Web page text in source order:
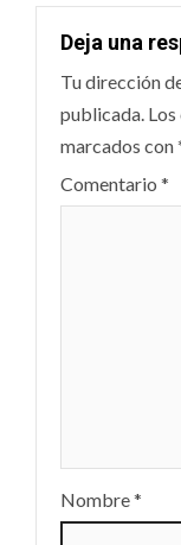
Deja una
Tu dirección
publicada.
marcados con
Comentario *
Nombre*